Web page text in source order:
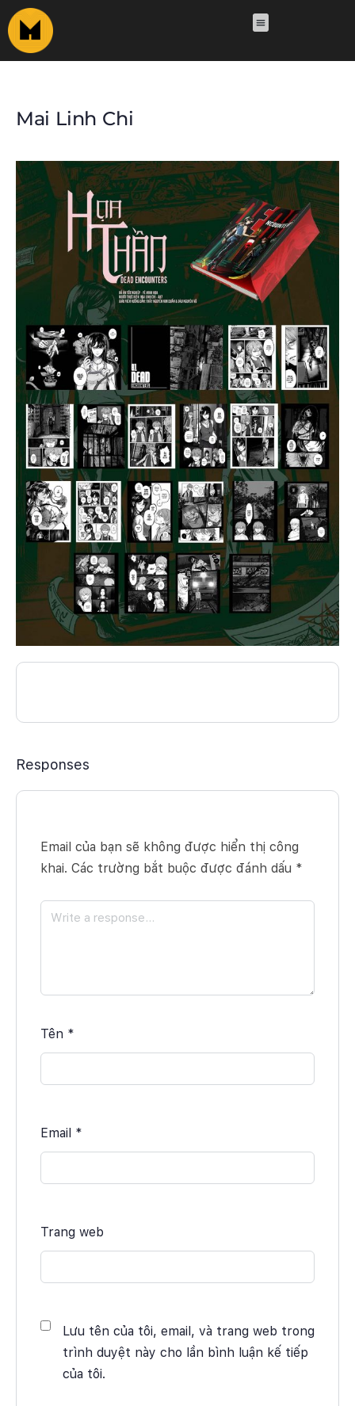
Mai Linh Chi
Responses
Email của bạn sẽ không được hiển thị công
khai. Các trường bắt buộc được đánh dấu *
Tên *
Email *
Trang web
Lưu tên của tôi, email, và trang web trong
trình duyệt này cho lần bình luận kế tiếp
của tôi.